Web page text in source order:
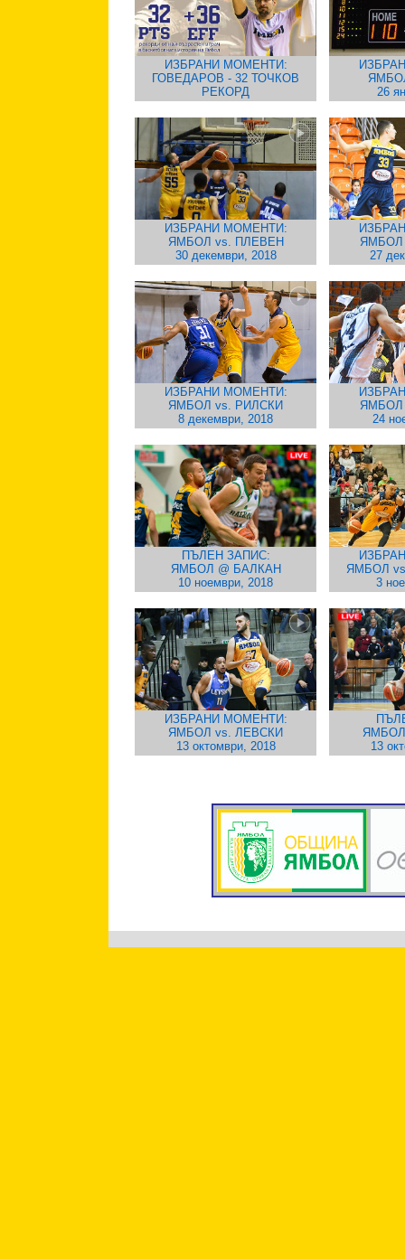
ИЗБРАНИ МОМЕНТИ:
ГОВЕДАРОВ - 32 ТОЧКОВ
РЕКОРД
26
ИЗБРАНИ МОМЕНТИ:
ЯМБОЛ vs. ПЛЕВЕН
30 декември, 2018
ЯМБОЛ
27
ИЗБРАНИ МОМЕНТИ:
ЯМБОЛ vs. РИЛСКИ
8 декември, 2018
ЯМБОЛ
24
ПЪЛЕН ЗАПИС:
ЯМБОЛ @ БАЛКАН
10 ноември, 2018
ЯМБОЛ
3
ИЗБРАНИ МОМЕНТИ:
ЯМБОЛ vs. ЛЕВСКИ
13 октомври, 2018
13